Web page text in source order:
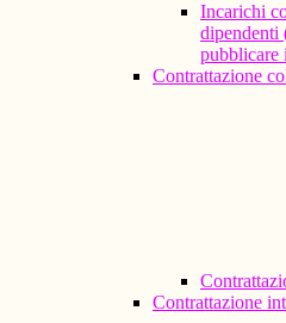
Incarichi
dipendenti
pubblicare
Contrattazione
Contrattazione